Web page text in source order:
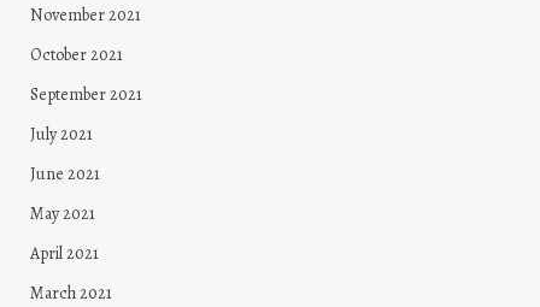
November 2021
October 2021
September 2021
July 2021
June 2021
May 2021
April 2021
March 2021